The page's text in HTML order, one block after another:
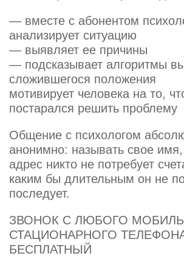
— вместе с абонентом
анализирует ситуацию
— выявляет ее причины
— подсказывает алгоритмы
сложившегося положения
мотивирует человека на то,
постарался решить проблему
Общение с психологом
анонимно: называть свое
адрес никто не потребует
каким бы длительным он не
последует.
ЗВОНОК С ЛЮБОГО
СТАЦИОНАРНОГО
БЕСПЛАТНЫЙ